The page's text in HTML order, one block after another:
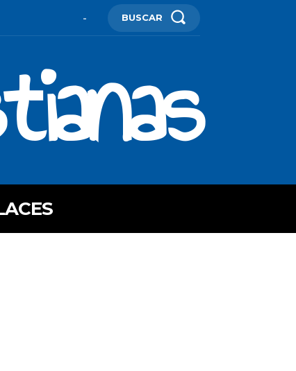
- BUSCAR